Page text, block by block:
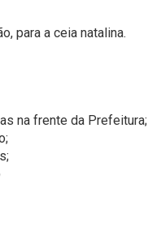
para a ceia natalina.
na frente da Prefeitura;